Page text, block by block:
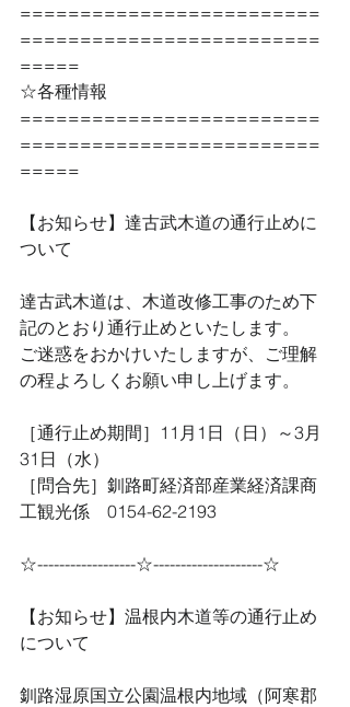
=========================
=========================
=====
☆各種情報
=========================
=========================
=====
【お知らせ】達古武木道の通行止めに
ついて
達古武木道は、木道改修工事のため下
記のとおり通行止めといたします。
ご迷惑をおかけいたしますが、ご理解
の程よろしくお願い申し上げます。
［通行止め期間］11月1日（日）～3月
31日（水）
［問合先］釧路町経済部産業経済課商
工観光係　0154-62-2193
☆------------------☆--------------------☆
【お知らせ】温根内木道等の通行止め
について
釧路湿原国立公園温根内地域（阿寒郡